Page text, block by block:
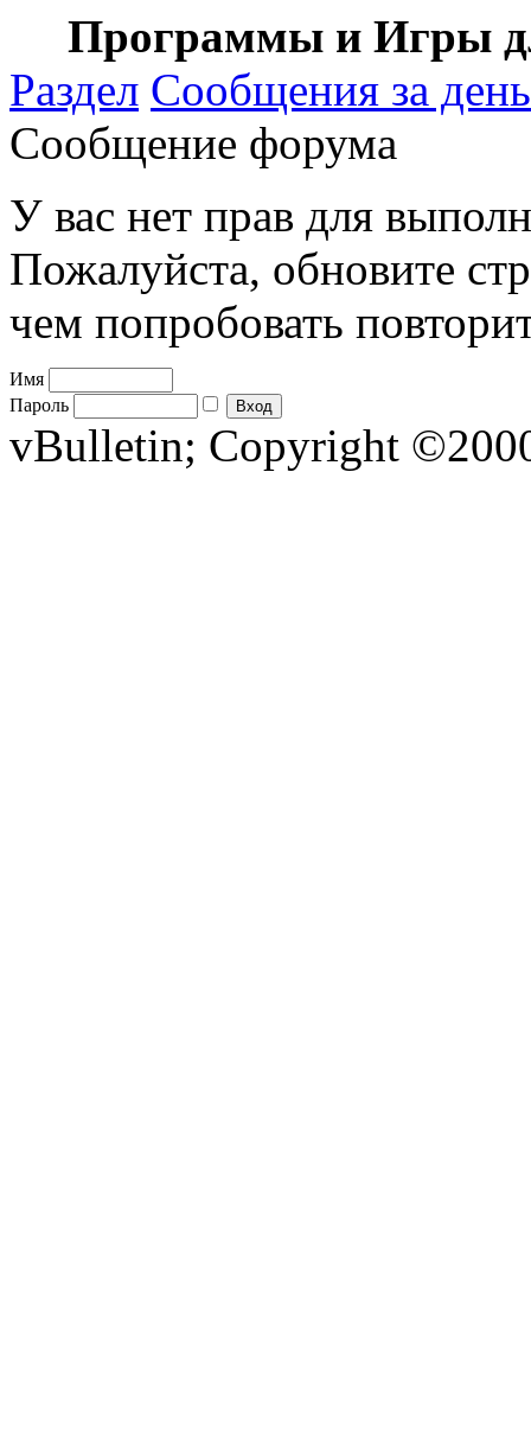
Программы и Игры
Раздел Сообщения за день
Сообщение форума
У вас нет прав для
Пожалуйста, обновите
чем попробовать
Имя
Пароль
vBulletin; Copyright